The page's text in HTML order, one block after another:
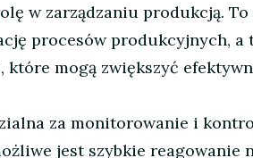
w zarządzaniu produkcją. To
procesów produkcyjnych, a
mogą zwiększyć
za monitorowanie i
jest szybkie reagowanie